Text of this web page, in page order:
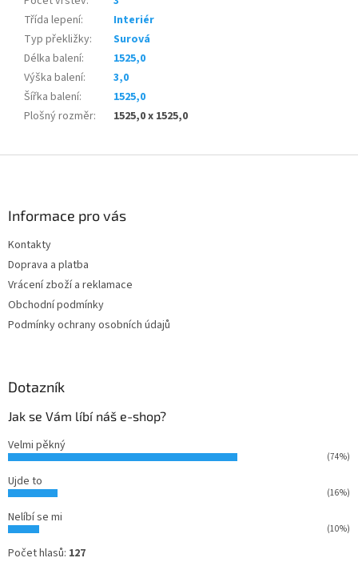
Třída lepení:
Interiér
Typ překližky:
Surová
Délka balení:
1525,0
Výška balení:
3,0
Šířka balení:
1525,0
Plošný rozměr: 1525,0 x 1525,0
Informace pro vás
Kontakty
Doprava a platba
Vrácení zboží a reklamace
Obchodní podmínky
Podmínky ochrany osobních údajů
Dotazník
Jak se Vám líbí náš e-shop?
Velmi pěkný
(74%)
Ujde to
(16%)
Nelíbí se mi
(10%)
Počet hlasů: 127